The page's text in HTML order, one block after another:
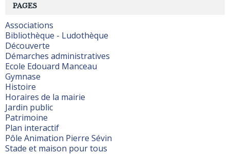
PAGES
Associations
Bibliothèque - Ludothèque
Découverte
Démarches administratives
Ecole Edouard Manceau
Gymnase
Histoire
Horaires de la mairie
Jardin public
Patrimoine
Plan interactif
Pôle Animation Pierre Sévin
Stade et maison pour tous